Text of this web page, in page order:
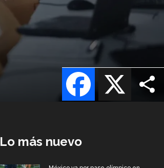
X
Facebook
Lo más nuevo